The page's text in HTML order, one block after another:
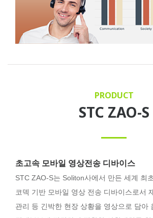
PRODUCT
STC ZAO-S
초고속 모바일 영상전송 디바이스
STC ZAO-S는 Soliton사에서 만든 세계 최
코덱 기반 모바일 영상 전송 디바이스로서
관리 등 긴박한 현장 상황을 영상으로 담아